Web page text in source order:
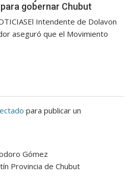
gobernar Chubut
Intendente de Dolavon
aseguró que el Movimiento
para publicar un
Gómez
Provincia de Chubut